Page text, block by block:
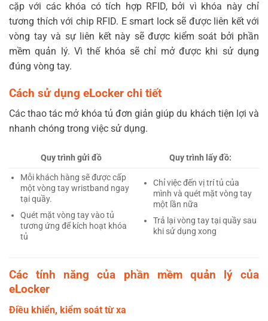
cặp với các khóa có tích hợp RFID, bởi vì khóa này chỉ
tương thích với chip RFID. E smart lock sẽ được liên kết với
vòng tay và sự liên kết này sẽ được kiểm soát bởi phần
mềm quản lý. Vì thế khóa sẽ chỉ mở được khi sử dụng
đúng vòng tay.
Cách sử dụng eLocker chi tiết
Các thao tác mở khóa tủ đơn giản giúp du khách tiện lợi và
nhanh chóng trong việc sử dụng.
Quy trình gửi đồ
Quy trình lấy đồ:
Mỗi khách hàng sẽ được cấp
một vòng tay wristband ngay
tại quầy.
Quét mặt vòng tay vào tủ
tương ứng để kích hoạt khóa
tủ
Chỉ việc đến vị trí tủ của
mình và quét mặt vòng tay
một lần nữa
Trả lại vòng tay tại quầy sau
khi sử dụng xong
Các tính năng của phần mềm quản lý của
eLocker
Điều khiển, kiểm soát từ xa